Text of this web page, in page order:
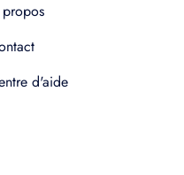
d'aide